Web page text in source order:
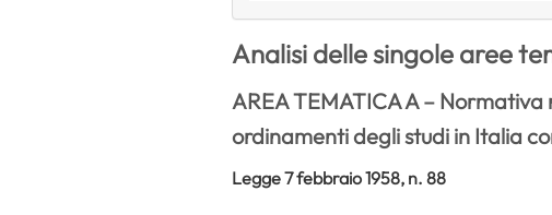
Analisi delle singole aree
AREA TEMATICA A –
ordinamenti degli studi in Italia
Legge 7 febbraio 1958, n. 88